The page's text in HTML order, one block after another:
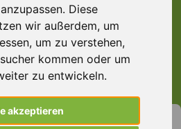
Diese
wir außerdem, um
um zu verstehen,
kommen oder um
zu entwickeln.
akzeptieren